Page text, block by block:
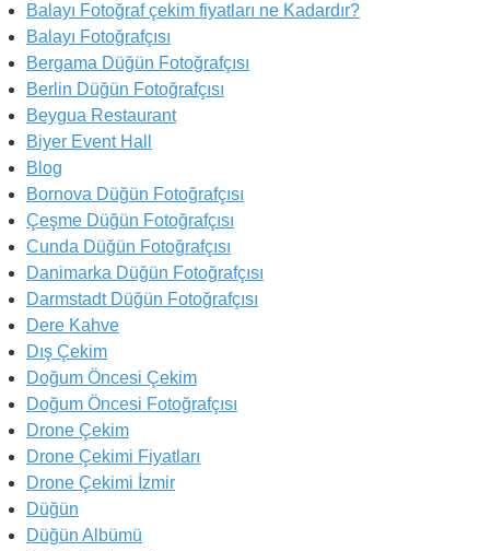
Balayı Fotoğraf çekim fiyatları ne Kadardır?
Balayı Fotoğrafçısı
Bergama Düğün Fotoğrafçısı
Berlin Düğün Fotoğrafçısı
Beygua Restaurant
Biyer Event Hall
Blog
Bornova Düğün Fotoğrafçısı
Çeşme Düğün Fotoğrafçısı
Cunda Düğün Fotoğrafçısı
Danimarka Düğün Fotoğrafçısı
Darmstadt Düğün Fotoğrafçısı
Dere Kahve
Dış Çekim
Doğum Öncesi Çekim
Doğum Öncesi Fotoğrafçısı
Drone Çekim
Drone Çekimi Fiyatları
Drone Çekimi İzmir
Düğün
Düğün Albümü